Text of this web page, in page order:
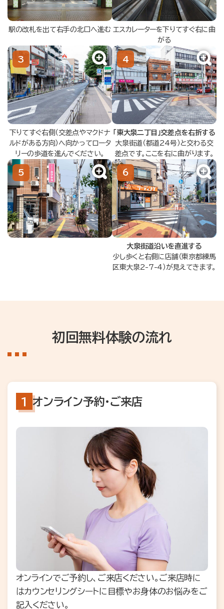
駅の改札を出て右手の北口へ進む エスカレーターを下りてすぐ右に曲
がる
下りてすぐ右側（交差点やマクドナ
ルドがある方向）へ向かってロータ
リーの歩道を進んでください。
「東大泉二丁目」交差点を右折する
大泉街道（都道24号）と交わる交
差点です。ここを右に曲がります。
大泉街道沿いを直進する
少し歩くと右側に店舗（東京都練馬
区東大泉2-7-4）が見えてきます。
初回無料体験の流れ
オンライン予約・ご来店
オンラインでご予約し、ご来店ください。ご来店時に
はカウンセリングシートに目標やお身体のお悩みをご
記入ください。